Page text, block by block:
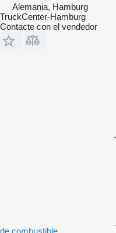
Alemania, Hamburg
TruckCenter-Hamburg
Contacte con el vendedor
de combustible